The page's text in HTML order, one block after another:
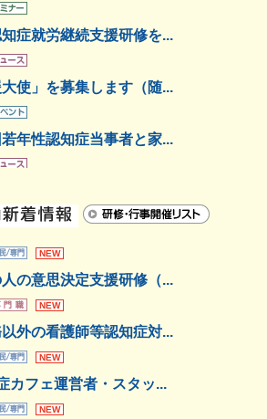
症就労継続支援研修を...
大使」を募集します（随...
若年性認知症当事者と家...
若年性認知症当事者...
使」を募集します！
症の新しい治療薬につ...
オンラインカフェ
NEW
の意思決定支援研修（...
NEW
外の看護師等認知症対...
NEW
カフェ運営者・スタッ...
NEW